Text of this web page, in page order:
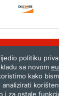
politiku
sa novom
kako
i za ostale